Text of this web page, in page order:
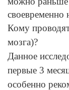
своевременно
Кому
мозга)?
Данное
первые 3
особенно